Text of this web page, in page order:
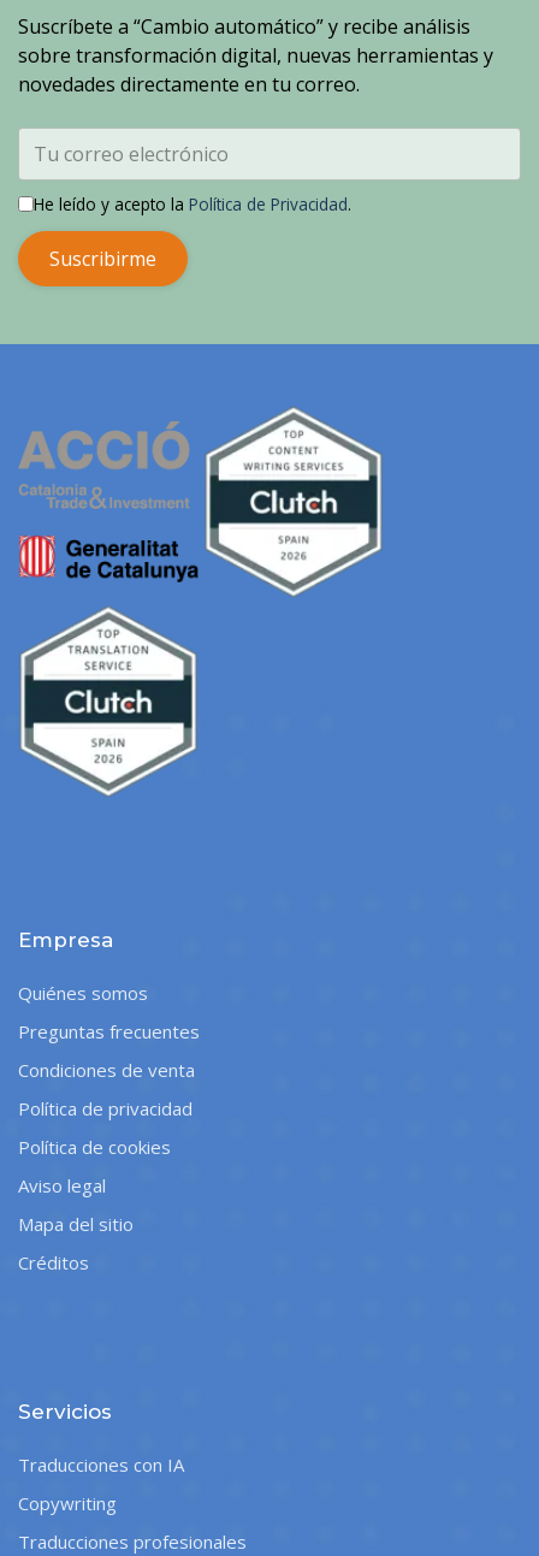
Suscríbete a “Cambio automático” y recibe análisis
sobre transformación digital, nuevas herramientas y
novedades directamente en tu correo.
He leído y acepto la Política de Privacidad.
Suscribirme
Empresa
Quiénes somos
Preguntas frecuentes
Condiciones de venta
Política de privacidad
Política de cookies
Aviso legal
Mapa del sitio
Créditos
Servicios
Traducciones con IA
Copywriting
Traducciones profesionales